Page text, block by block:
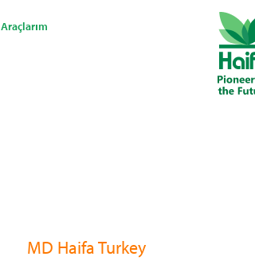
Araçlarım
MD Haifa Turkey